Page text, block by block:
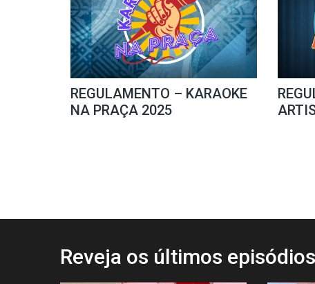
REGULAMENTO – KARAOKE
NA PRAÇA 2025
Reveja os últimos